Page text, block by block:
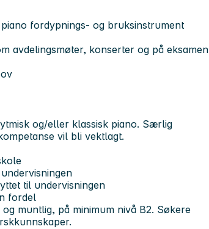
fordypnings- og bruksinstrument
avdelingsmøter, konserter og på eksamen
og/eller klassisk piano. Særlig
vil bli vektlagt.
til undervisningen
fordel
muntlig, på minimum nivå B2. Søkere